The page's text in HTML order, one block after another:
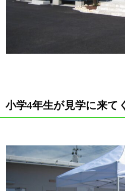
小学4年生が見学に来て